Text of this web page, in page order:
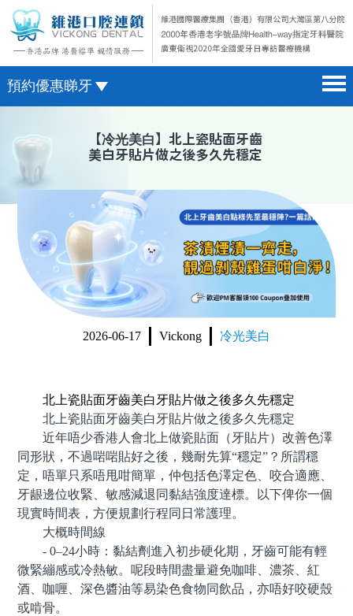
預約優惠睇牙
醫院簡介 hospital introduction
醫生介紹 doctor introduction
醫療新聞 medical news
種植牙 dental implant
箍牙 orthodontics
收費標準 change standard
微信預約
WhatsApp預約
【冷光美白】北上瓷貼面牙齒
美白牙貼片做之後多久先穩定
2026-06-17 Vickong 冷光美白
北上瓷貼面牙齒美白牙貼片做之後多久先穩定
北上瓷貼面牙齒美白牙貼片做之後多久先穩定
近年唔少香港人會北上做瓷貼面（牙貼片）改善色澤
同形狀，不過啱啱貼好之後，幾耐先算“穩定”？所謂穩
定，唔單只系唔甩咁簡單，仲包括色澤定色、咬合適應、
牙龈邊位收緊、敏感減退同黏結強度達標。以下俾你一個
現實時間表，方便規劃行程同日常護理。
大概時間線
- 0–24小時：黏結劑進入初步硬化期，牙齒可能有輕
微緊繃感或冷熱敏。呢段時間盡量避免咖啡、濃茶、紅
酒、咖喱、深色醬油等易染色食物同飲品，亦唔好咬硬殼
或啃骨。